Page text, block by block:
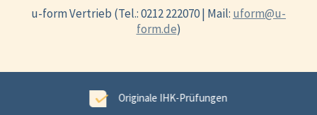
u-form Vertrieb (Tel.: 0212 222070 | Mail: uform@u-
form.de)
Originale IHK-Prüfungen